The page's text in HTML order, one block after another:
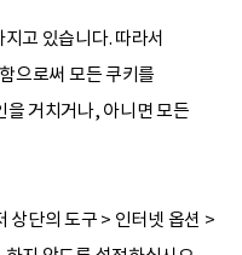
고 있습니다. 따라서
으로써 모든 쿠키를
을 거치거나, 아니면 모든
상단의 도구 > 인터넷 옵션 >